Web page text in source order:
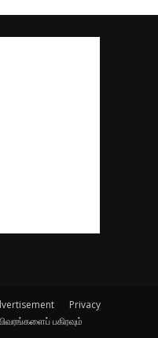
Privacy
பகிரவும்